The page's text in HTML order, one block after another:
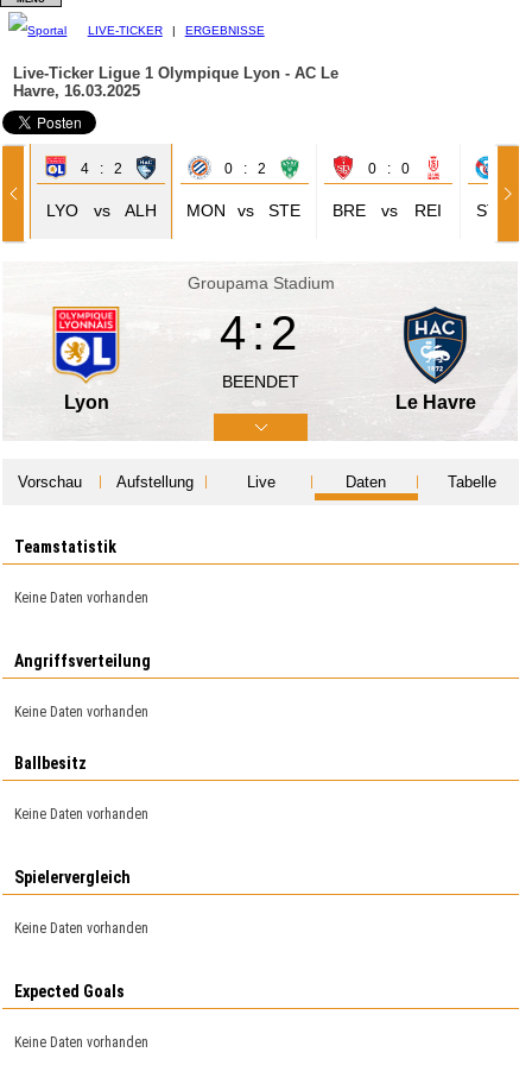
LIVE-TICKER | ERGEBNISSE
Live-Ticker Ligue 1 Olympique Lyon - AC Le
Havre, 16.03.2025
4 : 2
LYO vs ALH
0 : 2
MON vs STE
0 : 0
BRE vs REI STR
Groupama Stadium
Lyon
4:2
BEENDET
Le Havre
Vorschau Aufstellung Live Daten Tabelle
Teamstatistik
Keine Daten vorhanden
Angriffsverteilung
Keine Daten vorhanden
Ballbesitz
Keine Daten vorhanden
Spielervergleich
Keine Daten vorhanden
Expected Goals
Keine Daten vorhanden